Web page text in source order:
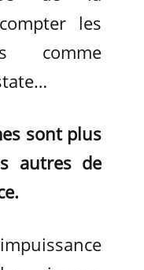
les
comme
sont plus
autres de